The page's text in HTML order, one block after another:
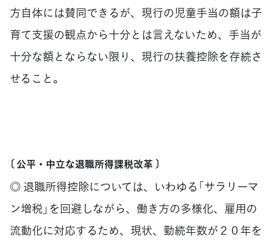
方自体には賛同できるが、現行の児童手当の額は子
育て支援の観点から十分とは言えないため、手当が
十分な額とならない限り、現行の扶養控除を存続さ
せること。
〔 公平・中立な退職所得課税改革 〕
◎ 退職所得控除については、いわゆる「サラリーマ
ン増税」を回避しながら、働き方の多様化、雇用の
流動化に対応するため、現状、勤続年数が２０年を